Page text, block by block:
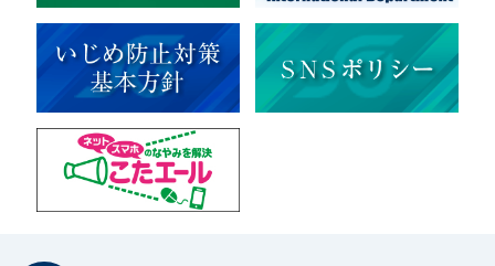
宇宙探究
赤門倶楽部